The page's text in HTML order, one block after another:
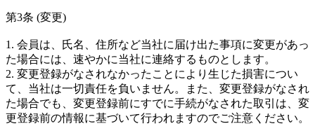
第3条 (変更)
1. 会員は、氏名、住所など当社に届け出た事項に変更があっ
た場合には、速やかに当社に連絡するものとします。
2. 変更登録がなされなかったことにより生じた損害につい
て、当社は一切責任を負いません。また、変更登録がなされ
た場合でも、変更登録前にすでに手続がなされた取引は、変
更登録前の情報に基づいて行われますのでご注意ください。